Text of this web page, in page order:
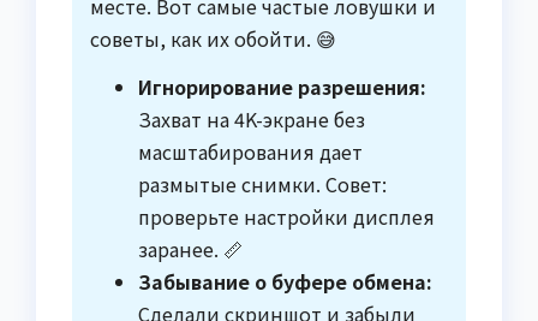
месте. Вот самые частые ловушки и
советы, как их обойти. 😅
Игнорирование разрешения:
Захват на 4K-экране без
масштабирования дает
размытые снимки. Совет:
проверьте настройки дисплея
заранее. 📏
Забывание о буфере обмена:
Сделали скриншот и забыли